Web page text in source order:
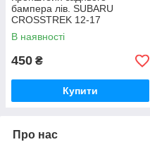
бампера лів. SUBARU
CROSSTREK 12-17
57707FJ170
В наявності
450 ₴
Купити
Про нас